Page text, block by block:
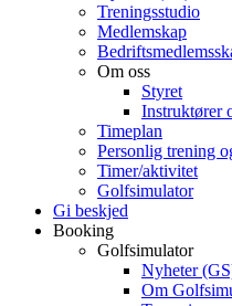
Treningsstudio
Medlemskap
Om oss
Styret
Instruktører
Timeplan
Personlig trening
Timer/aktivitet
Golfsimulator
Gi beskjed
Booking
Golfsimulator
Nyheter
Om